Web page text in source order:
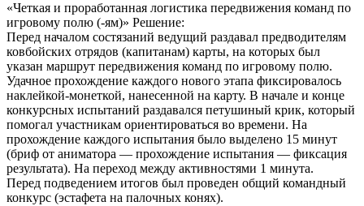
«Четкая и проработанная логистика передвижения команд по
игровому полю (-ям)» Решение:
Перед началом состязаний ведущий раздавал предводителям
ковбойских отрядов (капитанам) карты, на которых был
указан маршрут передвижения команд по игровому полю.
Удачное прохождение каждого нового этапа фиксировалось
наклейкой-монеткой, нанесенной на карту. В начале и конце
конкурсных испытаний раздавался петушиный крик, который
помогал участникам ориентироваться во времени. На
прохождение каждого испытания было выделено 15 минут
(бриф от аниматора — прохождение испытания — фиксация
результата). На переход между активностями 1 минута.
Перед подведением итогов был проведен общий командный
конкурс (эстафета на палочных конях).